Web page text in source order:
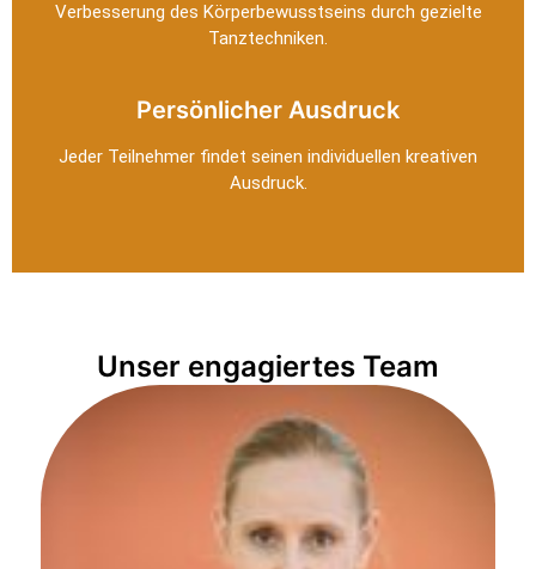
Verbesserung des Körperbewusstseins durch gezielte
Tanztechniken.
Persönlicher Ausdruck
Jeder Teilnehmer findet seinen individuellen kreativen
Ausdruck.
Unser engagiertes Team